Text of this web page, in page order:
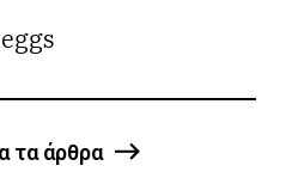
τα άρθρα